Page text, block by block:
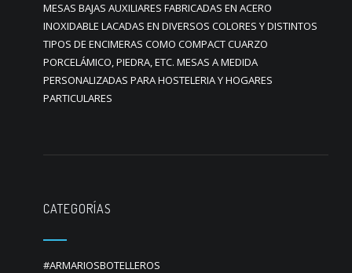
MESAS BAJAS AUXILIARES FABRICADAS EN ACERO
INOXIDABLE LACADAS EN DIVERSOS COLORES Y DISTINTOS
TIPOS DE ENCIMERAS COMO COMPACT CUARZO
PORCELÁMICO, PIEDRA, ETC. MESAS A MEDIDA
PERSONALIZADAS PARA HOSTELERIA Y HOGARES
PARTICULARES
CATEGORÍAS
#ARMARIOSBOTELLEROS